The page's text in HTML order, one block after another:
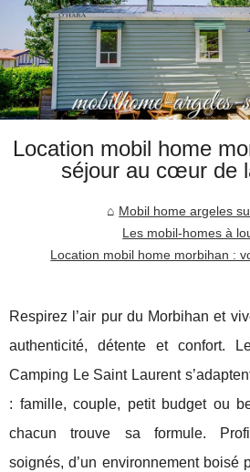
Location mobil home
séjour au cœur de
Mobil home argeles
Les mobil-homes à
Location mobil home morbihan :
Respirez l’air pur du Morbihan et
authenticité, détente et confort.
Camping Le Saint Laurent
: famille, couple, petit budget ou
chacun trouve sa formule.
soignés, d’un environnement boisé